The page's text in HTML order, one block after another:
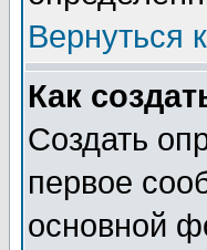
Вернуться
Как
Создать
первое
основной